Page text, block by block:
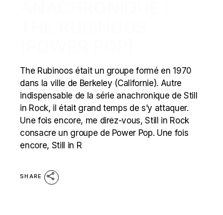
The Rubinoos était un groupe formé en 1970
dans la ville de Berkeley (Californie). Autre
indispensable de la série anachronique de Still
in Rock, il était grand temps de s’y attaquer.
Une fois encore, me direz-vous, Still in Rock
consacre un groupe de Power Pop. Une fois
encore, Still in R
SHARE